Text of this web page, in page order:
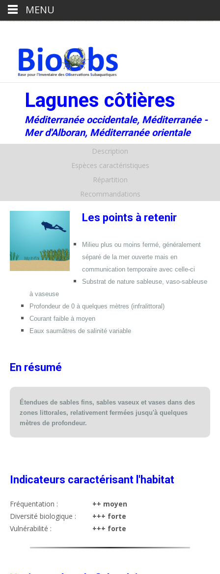
Lagunes côtières
Méditerranée occidentale, Méditerranée -
Mer d'Alboran, Méditerranée orientale
Description
Espèces caractéristiques
Répartition
Recommandations
Les points à retenir
Milieu plus ou moins fermé, généralement
séparé de la mer ouverte mais en
communication temporaire avec celle-ci
Substrat de nature sableuse, vaso-sableuse
à vaseuse
Profondeur de 0 à quelques mètres (infralittoral)
Courant faible à moyen
Eaux saumâtres de salinité variable
En résumé
Étendues de sables fins, sables vaseux et vases dans des
zones littorales, relativement fermées jusqu'à quelques
mètres de profondeur.
Indicateurs caractérisant l'habitat
Fréquentation :
++ moyen
Diversité biologique :
+++ forte
Vulnérabilité :
+++ forte
MENU